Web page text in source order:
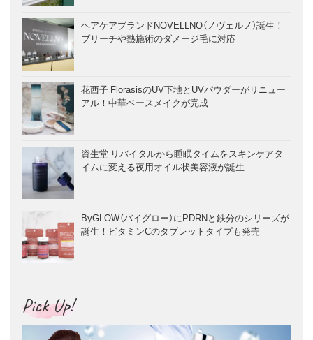
ヘアケアブランドNOVELLNO（ノヴェルノ）誕生！
ブリーチや熱施術のダメージ毛に対応
花西子 FlorasisのUV下地とUVパウダーがリニュー
アル！中華ベースメイクが完成
資生堂 リバイタルから睡眠タイムをスキンケアタ
イムに変える夜用オイル状美容液が誕生
ByGLOW（バイグロー）にPDRNと鉄分のシリーズが
誕生！ビタミンCのタブレットタイプも発売
Pick Up!